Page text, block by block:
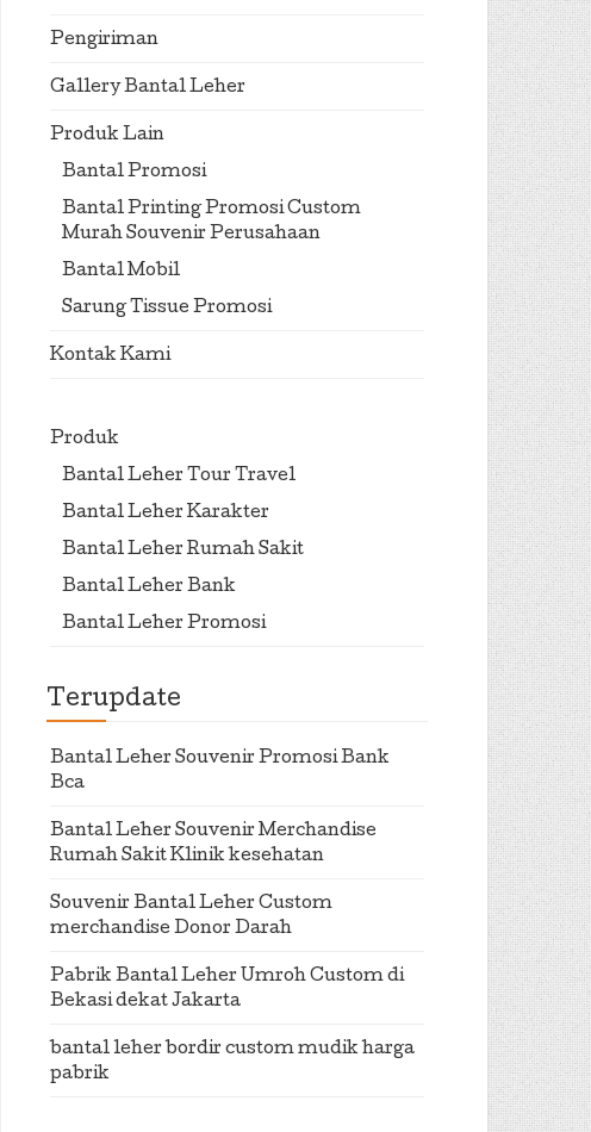
Pengiriman
Gallery Bantal Leher
Produk Lain
Bantal Promosi
Bantal Printing Promosi Custom
Murah Souvenir Perusahaan
Bantal Mobil
Sarung Tissue Promosi
Kontak Kami
Produk
Bantal Leher Tour Travel
Bantal Leher Karakter
Bantal Leher Rumah Sakit
Bantal Leher Bank
Bantal Leher Promosi
Terupdate
Bantal Leher Souvenir Promosi Bank
Bca
Bantal Leher Souvenir Merchandise
Rumah Sakit Klinik kesehatan
Souvenir Bantal Leher Custom
merchandise Donor Darah
Pabrik Bantal Leher Umroh Custom di
Bekasi dekat Jakarta
bantal leher bordir custom mudik harga
pabrik